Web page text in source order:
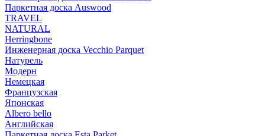
Паркетная доска Auswood
TRAVEL
NATURAL
Herringbone
Инженерная доска Vecchio Parquet
Натурель
Модерн
Немецкая
Французская
Японская
Albero bello
Английская